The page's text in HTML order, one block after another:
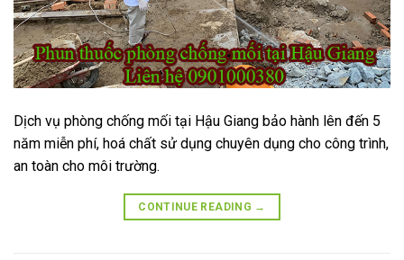
Dịch vụ phòng chống mối tại Hậu Giang bảo hành lên đến 5
năm miễn phí, hoá chất sử dụng chuyên dụng cho công trình,
an toàn cho môi trường.
CONTINUE READING →